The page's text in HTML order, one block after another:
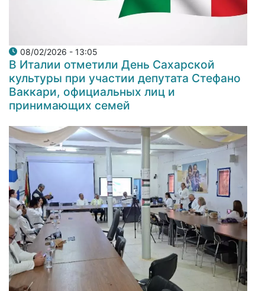
08/02/2026 - 13:05
В Италии отметили День Сахарской
культуры при участии депутата Стефано
Ваккари, официальных лиц и
принимающих семей